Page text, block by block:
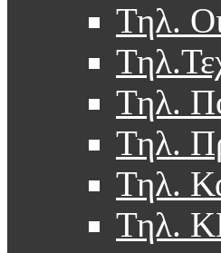
Τηλ.
Τηλ.
Τηλ.
Τηλ.
Τηλ.